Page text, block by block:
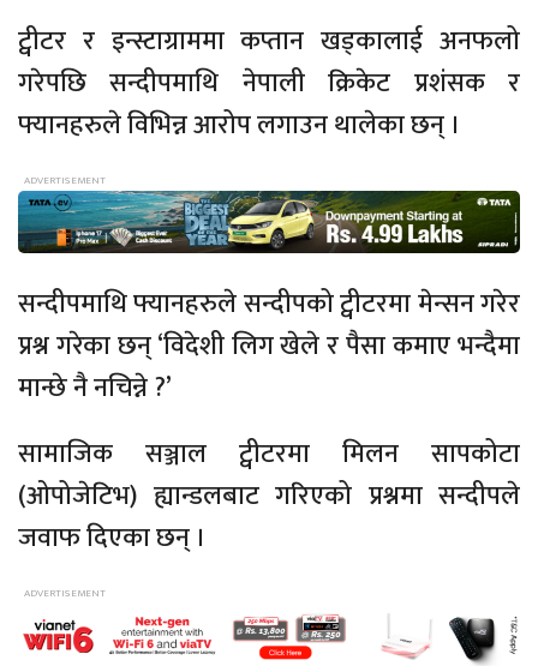
ट्वीटर र इन्स्टाग्राममा कप्तान खड्कालाई अनफलो
गरेपछि सन्दीपमाथि नेपाली क्रिकेट प्रशंसक र
फ्यानहरुले विभिन्न आरोप लगाउन थालेका छन् ।
सन्दीपमाथि फ्यानहरुले सन्दीपको ट्वीटरमा मेन्सन गरेर
प्रश्न गरेका छन् ‘विदेशी लिग खेले र पैसा कमाए भन्दैमा
मान्छे नै नचिन्ने ?’
सामाजिक सञ्जाल ट्वीटरमा मिलन सापकोटा
(ओपोजेटिभ) ह्यान्डलबाट गरिएको प्रश्नमा सन्दीपले
जवाफ दिएका छन् ।